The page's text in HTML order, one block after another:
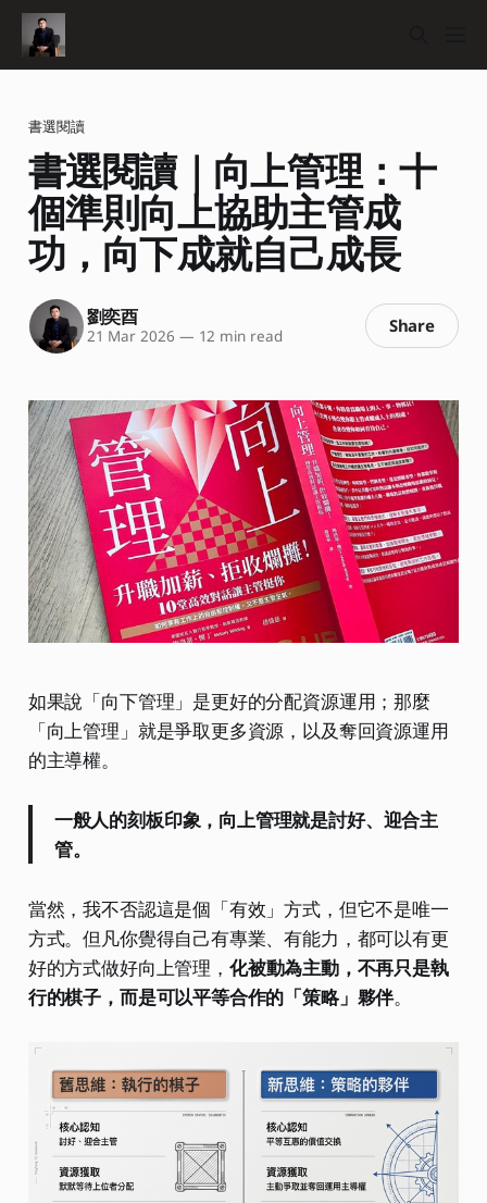
書選閱讀
書選閱讀｜向上管理：十
個準則向上協助主管成
功，向下成就自己成長
劉奕酉
21 Mar 2026 — 12 min read Share
如果說「向下管理」是更好的分配資源運用；那麼
「向上管理」就是爭取更多資源，以及奪回資源運用
的主導權。
一般人的刻板印象，向上管理就是討好、迎合主
管。
當然，我不否認這是個「有效」方式，但它不是唯一
方式。但凡你覺得自己有專業、有能力，都可以有更
好的方式做好向上管理， 化被動為主動，不再只是執
行的棋子，而是可以平等合作的「策略」夥伴。